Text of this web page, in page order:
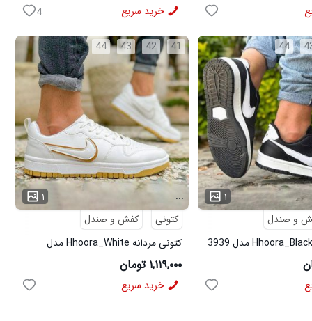
خرید سریع 4
44
۱
و صندل
41
42
43
44
۱
...
کتونی
کفش و صندل
کتونی مردانه Hhoora_White مدل
3938
۱,۱۱۹,۰۰۰ تومان
خرید سریع